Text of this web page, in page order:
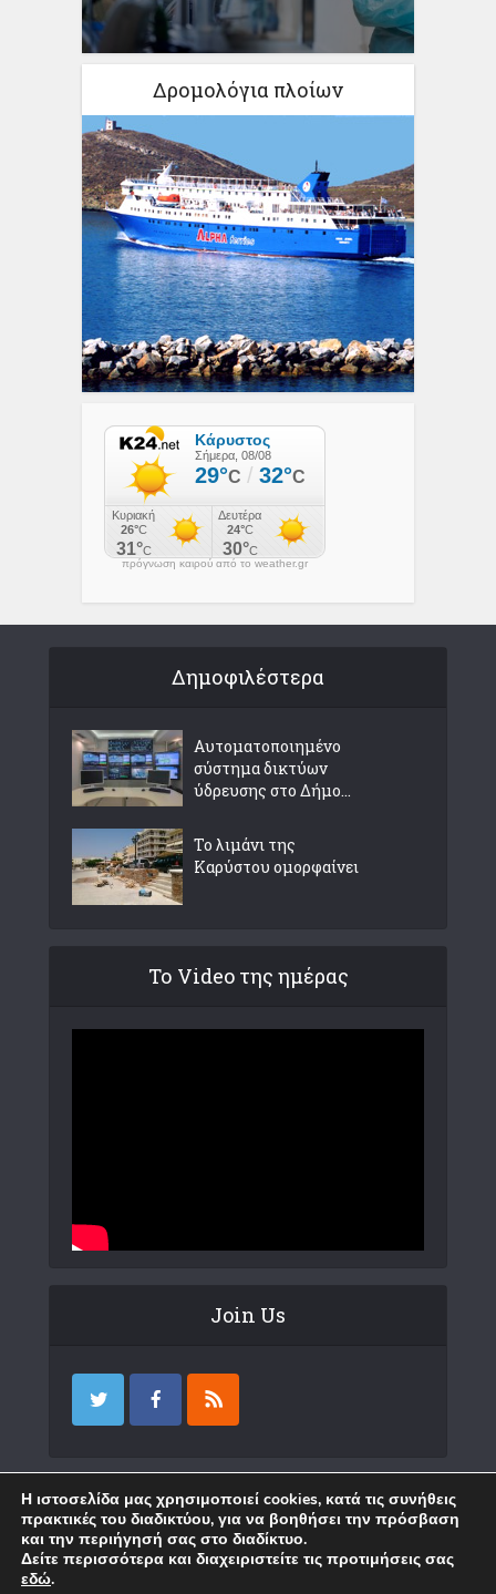
Δρομολόγια πλοίων
πρόγνωση καιρού από το weather.gr
Δημοφιλέστερα
Αυτοματοποιημένο
σύστημα δικτύων
ύδρευσης στο Δήμο...
Το λιμάνι της
Καρύστου ομορφαίνει
Το Video της ημέρας
Join Us
Επικοινωνία
Η ιστοσελίδα μας χρησιμοποιεί cookies, κατά τις συνήθεις
πρακτικές του διαδικτύου, για να βοηθήσει την πρόσβαση
και την περιήγησή σας στο διαδίκτυο.
Δείτε περισσότερα και διαχειριστείτε τις προτιμήσεις σας
εδώ.